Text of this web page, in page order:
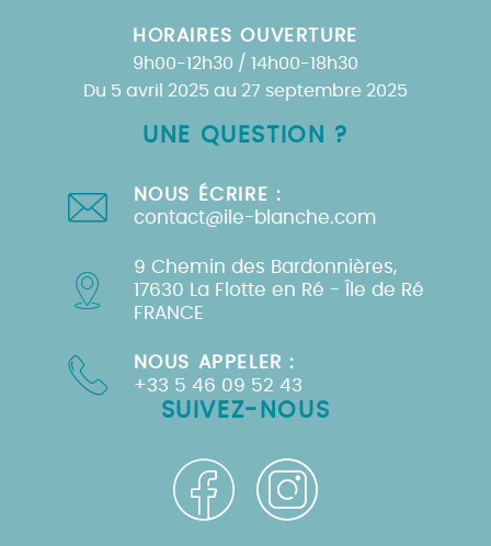
UNE QUESTION ?
NOUS ÉCRIRE :
contact@ile-blanche.com
9 Chemin des Bardonnières,
17630 La Flotte en Ré - Île de Ré
FRANCE
NOUS APPELER :
+33 5 46 09 52 43
HORAIRES OUVERTURE
9h00-12h30 / 14h00-18h30
Du 5 avril 2025 au 27 septembre 2025
SUIVEZ-NOUS